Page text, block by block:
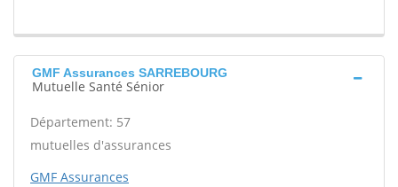
GMF Assurances SARREBOURG
Mutuelle Santé Sénior
Département: 57
mutuelles d'assurances
GMF Assurances